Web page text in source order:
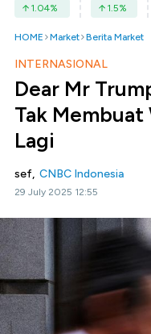
1.04% 1.5%
HOME Market Berita Market
INTERNASIONAL
Dear Mr
Tak
Lagi
sef, CNBC Indonesia
29 July 2025 12:55